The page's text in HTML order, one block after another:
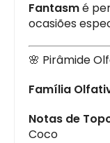
Fantasmé
ocasiões
🌸 Pirâmide
Família
Notas de
Coco